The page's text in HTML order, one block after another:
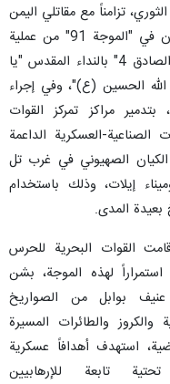
تزامناً مع مقاتلي اليمن
الشجعان في "الموجة 91" من عملية
"الوعد الصادق 4" بالنداء المقدس "يا
الله الحسين (ع)"، وفي إجراء
بتدمير مراكز تمركز القوات
الصناعية-العسكرية الداعمة
الصهيوني في غرب تل
إيلات، وذلك باستخدام
المدى.
القوات البحرية للحرس
استمراراً لهذه الموجة، بشن
بوابل من الصواريخ
والكروز والطائرات المسيرة
استهدف أهدافاً عسكرية
تابعة للإرهابيين